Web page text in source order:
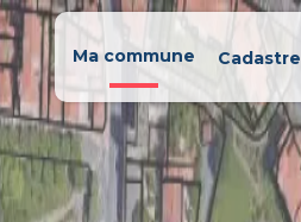
Ma commune Cadastre